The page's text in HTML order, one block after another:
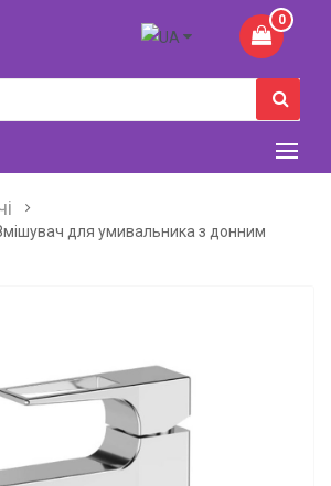
0
для умивальника з донним